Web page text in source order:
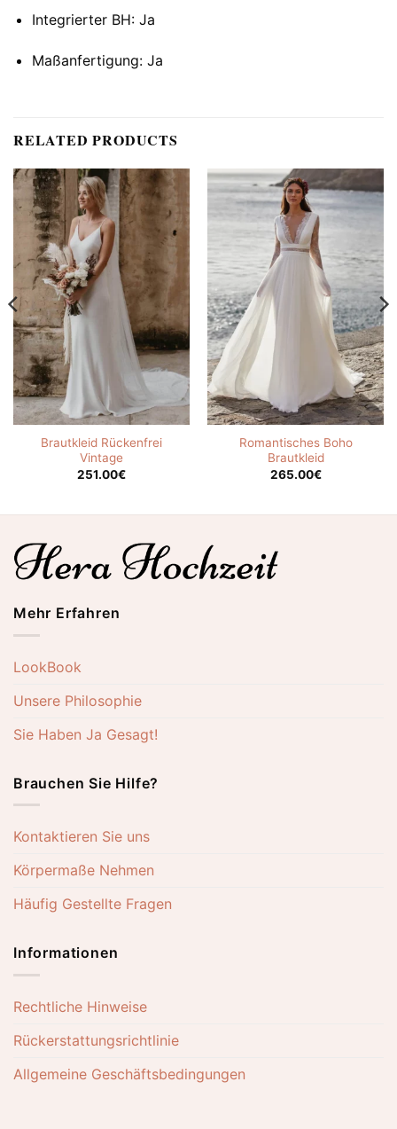
Integrierter BH: Ja
Maßanfertigung: Ja
RELATED PRODUCTS
Brautkleid Rückenfrei
Vintage
251.00€
Romantisches Boho
Brautkleid
265.00€
Mehr Erfahren
LookBook
Unsere Philosophie
Sie Haben Ja Gesagt!
Brauchen Sie Hilfe?
Kontaktieren Sie uns
Körpermaße Nehmen
Häufig Gestellte Fragen
Informationen
Rechtliche Hinweise
Rückerstattungsrichtlinie
Allgemeine Geschäftsbedingungen